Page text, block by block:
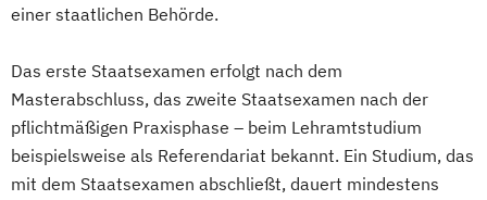
einer staatlichen Behörde.
Das erste Staatsexamen erfolgt nach dem
Masterabschluss, das zweite Staatsexamen nach der
pflichtmäßigen Praxisphase – beim Lehramtstudium
beispielsweise als Referendariat bekannt. Ein Studium, das
mit dem Staatsexamen abschließt, dauert mindestens